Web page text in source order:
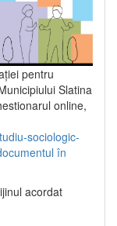
pentru
Slatina
online,
sociologic-
în
acordat